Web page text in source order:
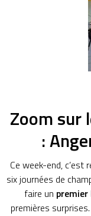
Zoom sur
:
Ce week-end, c’est
six journées de
faire un premier
premières